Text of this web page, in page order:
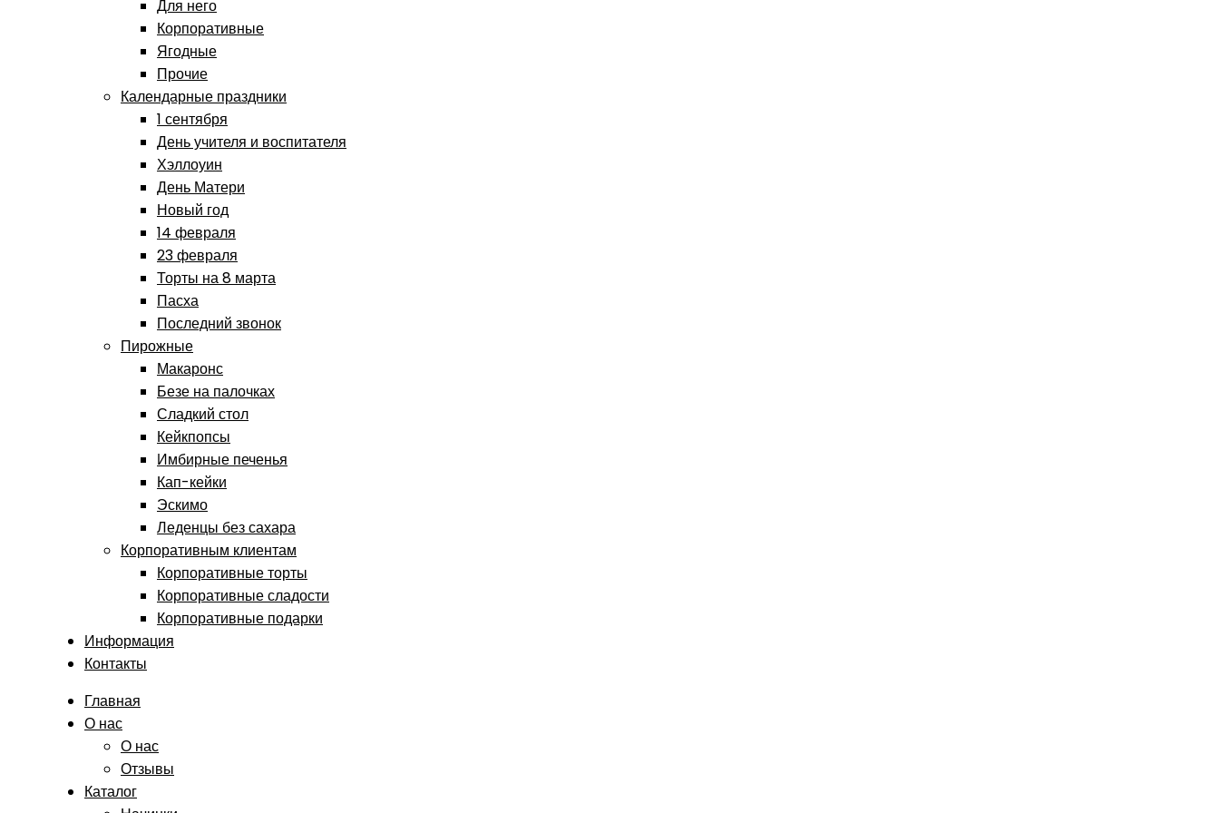
Для него
Корпоративные
Ягодные
Прочие
Календарные праздники
1 сентября
День учителя и воспитателя
Хэллоуин
День Матери
Новый год
14 февраля
23 февраля
Торты на 8 марта
Пасха
Последний звонок
Пирожные
Макаронс
Безе на палочках
Сладкий стол
Кейкпопсы
Имбирные печенья
Кап-кейки
Эскимо
Леденцы без сахара
Корпоративным клиентам
Корпоративные торты
Корпоративные сладости
Корпоративные подарки
Информация
Контакты
Главная
О нас
О нас
Отзывы
Каталог